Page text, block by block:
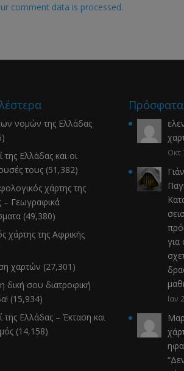
comment data is processed.
νομών της Ελλάδας
της Ελλάδας και οι
τους (51,382)
χάρτης της
– Γεωγραφικά
(49,380)
χάρτης της Αφρικής
χαρτών (27,301)
δική σου διατροφική
(15,934)
της Ελλάδας – Έκταση και
(14,158)
Οκτ
για
Ιαν
“